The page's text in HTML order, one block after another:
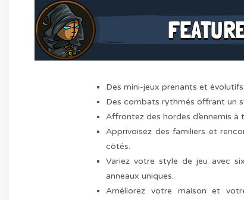
Des mini-jeux prenants et
Des combats rythmés offrant un
Affrontez des hordes d’ennemis à
Apprivoisez des familiers et
côtés.
Variez votre style de jeu avec
anneaux uniques.
Améliorez votre maison et